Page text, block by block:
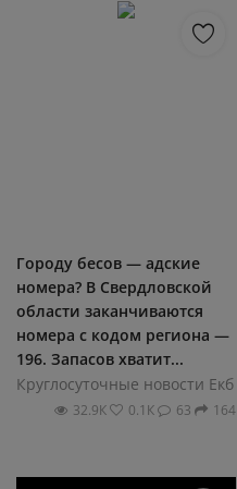
Городу бесов — адские
номера? В Свердловской
области заканчиваются
номера с кодом региона —
196. Запасов хватит...
Круглосуточные новости Екб
32.9К 0.1К 63 164